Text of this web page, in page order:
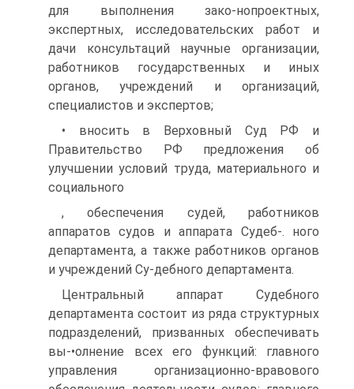
для выполнения зако-нопроектных,
экспертных, исследовательских работ и
дачи консультаций научные организации,
работников государственных и иных
органов, учреждений и организаций,
специалистов и экспертов;
• вносить в Верховный Суд РФ и
Правительство РФ предложения об
улучшении условий труда, материального и
социального
, обеспечения судей, работников
аппаратов судов и аппарата Судеб-. ного
департамента, а также работников органов
и учреждений Су-дебного департамента.
Центральный аппарат Судебного
департамента состоит из ряда структурных
подразделений, призванных обеспечивать
вы-•олнение всех его функций: главного
управления организационно-вравового